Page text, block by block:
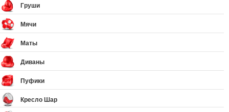
Груши
Мячи
Маты
Диваны
Пуфики
Кресло Шар